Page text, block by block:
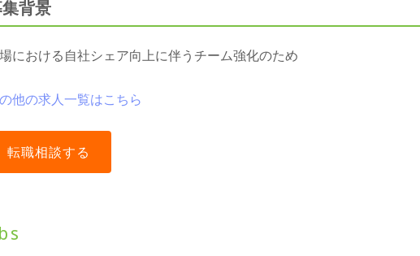
背景
における自社シェア向上に伴うチーム強化のため
他の求人一覧はこちら